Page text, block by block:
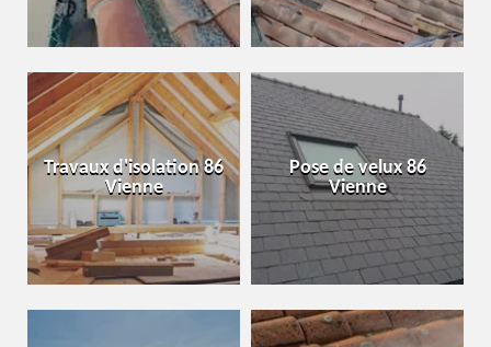
Travaux d'isolation 86
Vienne
Pose de velux 86
Vienne